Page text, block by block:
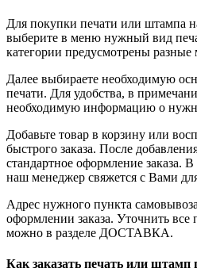
Для покупки печати или штампа
выберите в меню нужный вид
категории предусмотрены разные
Далее выбираете необходимую
печати. Для удобства, в
необходимую информацию о
Добавьте товар в корзину или
быстрого заказа. После
стандартное оформление заказа. В
наш менеджер свяжется с Вами
Адрес нужного пункта
оформлении заказа. Уточнить все
можно в разделе ДОСТАВКА.
Как заказать печать или штамп